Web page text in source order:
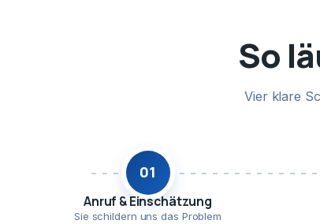
So
Vier klare
01
Anruf & Einschätzung
Sie schildern uns das Problem